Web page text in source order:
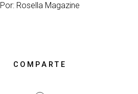
Por: Rosella Magazine
COMPARTE